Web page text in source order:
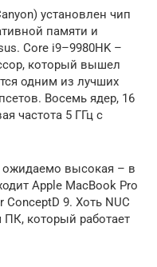
установлен чип
памяти и
Core i9–9980HK –
который вышел
одним из лучших
Восемь ядер, 16
частота 5 ГГц с
ожидаемо высокая – в
Apple MacBook Pro
9. Хоть NUC
ПК, который работает